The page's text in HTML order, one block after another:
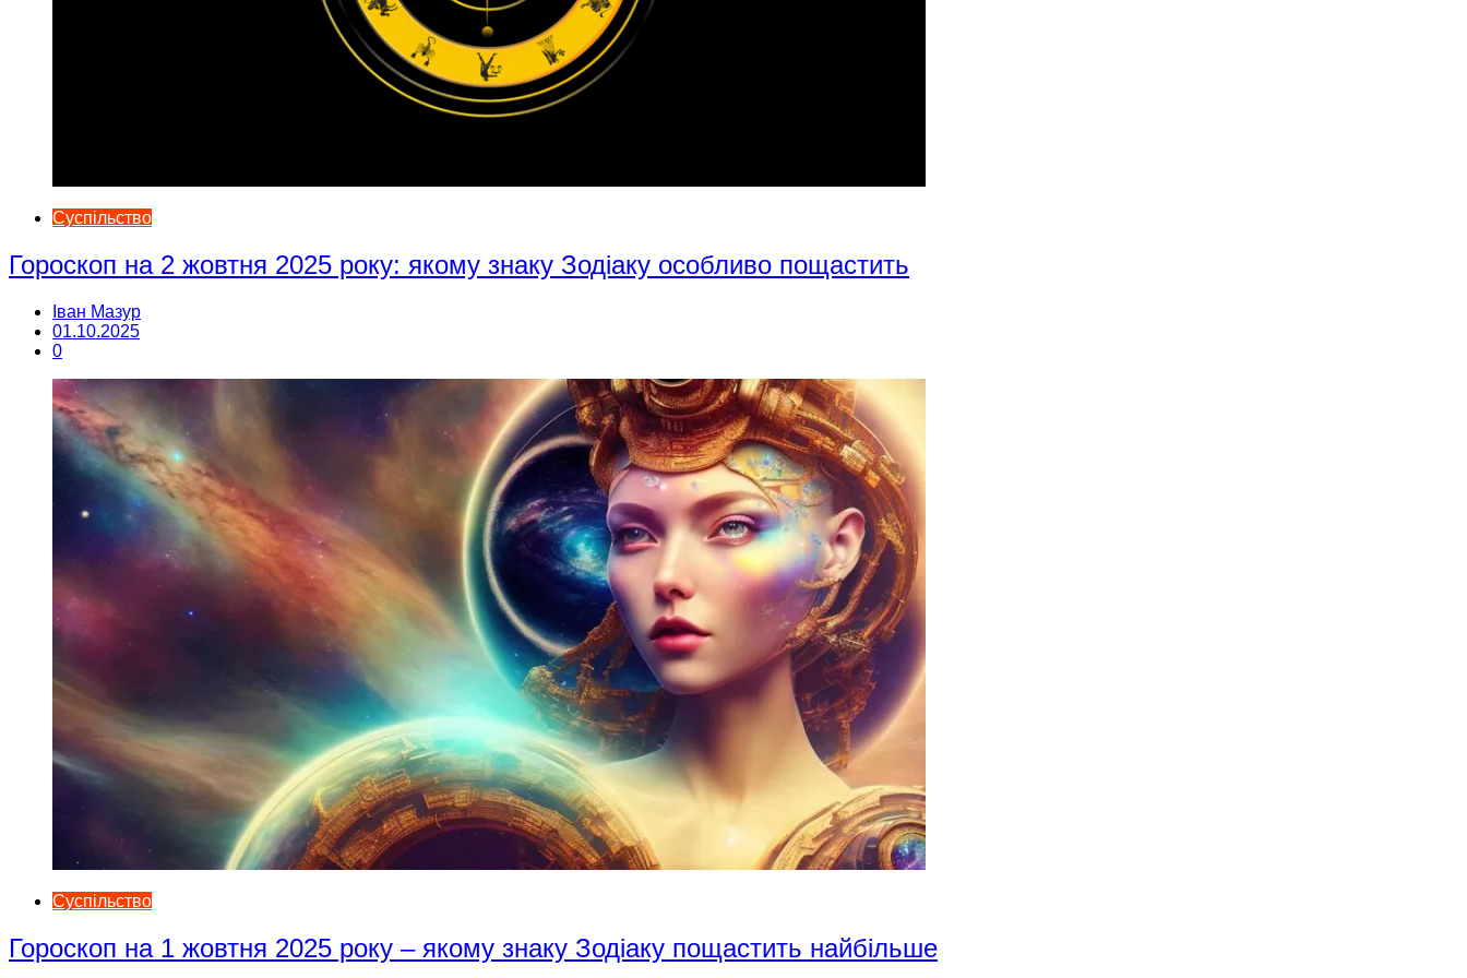
Суспільство
Гороскоп на 2 жовтня 2025 року: якому знаку Зодіаку особливо пощастить
Іван Мазур
01.10.2025
0
Суспільство
Гороскоп на 1 жовтня 2025 року – якому знаку Зодіаку пощастить найбільше